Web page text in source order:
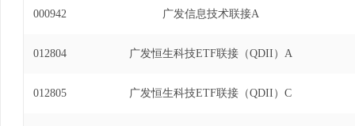
000942 广发信息技术联接A
012804 广发恒生科技ETF联接（QDII）A
012805 广发恒生科技ETF联接（QDII）C